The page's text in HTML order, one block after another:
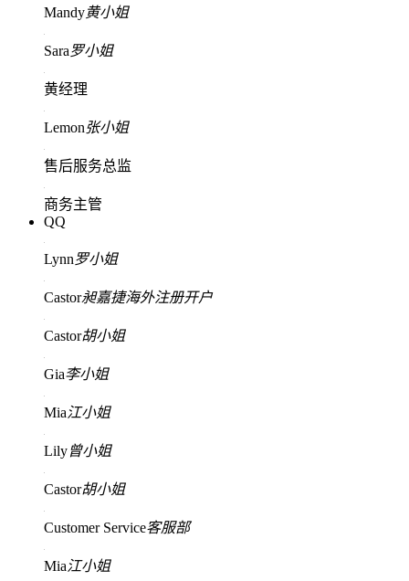
Mandy黄小姐
Sara罗小姐
黄经理
Lemon张小姐
售后服务总监
商务主管
QQ
Lynn罗小姐
Castor昶嘉捷海外注册开户
Castor胡小姐
Gia李小姐
Mia江小姐
Lily曾小姐
Castor胡小姐
Customer Service客服部
Mia江小姐